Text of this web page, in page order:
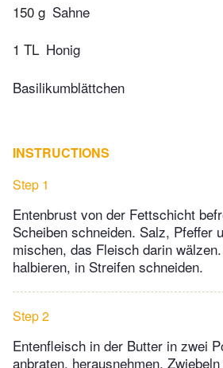
150 g Sahne
1 TL Honig
Basilikumblättchen
INSTRUCTIONS
Step 1
Entenbrust von der Fettschicht
Scheiben schneiden. Salz, Pfeffer
mischen, das Fleisch darin
halbieren, in Streifen schneiden.
Step 2
Entenfleisch in der Butter in zwei
anbraten, herausnehmen.